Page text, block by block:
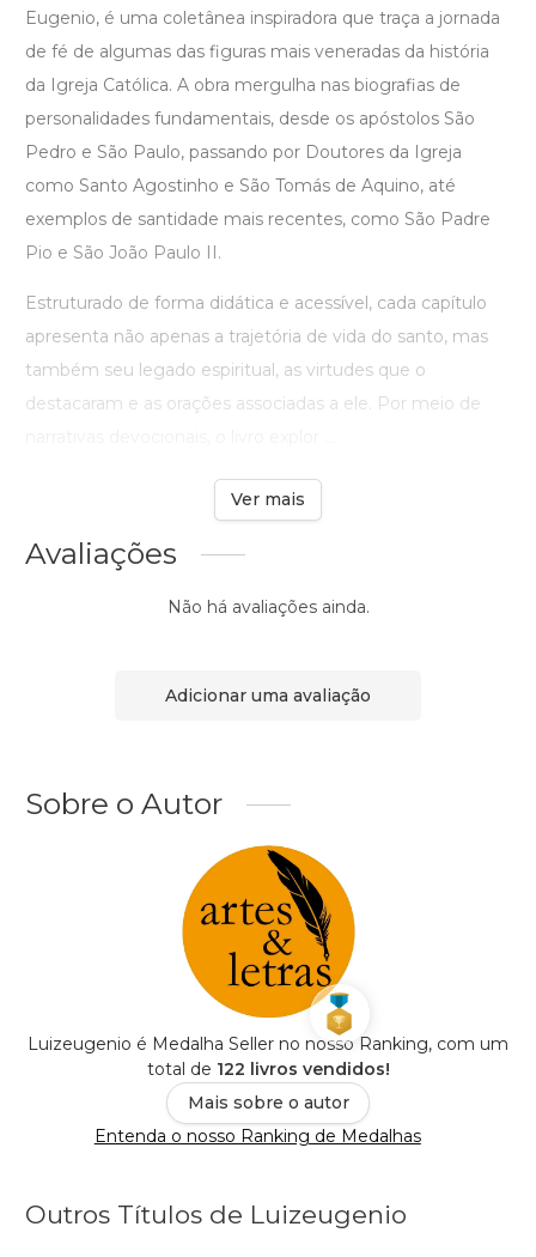
Eugenio, é uma coletânea inspiradora que traça a jornada
de fé de algumas das figuras mais veneradas da história
da Igreja Católica. A obra mergulha nas biografias de
personalidades fundamentais, desde os apóstolos São
Pedro e São Paulo, passando por Doutores da Igreja
como Santo Agostinho e São Tomás de Aquino, até
exemplos de santidade mais recentes, como São Padre
Pio e São João Paulo II.
Estruturado de forma didática e acessível, cada capítulo
apresenta não apenas a trajetória de vida do santo, mas
também seu legado espiritual, as virtudes que o
destacaram e as orações associadas a ele. Por meio de
Ver mais
Avaliações
Não há avaliações ainda.
Adicionar uma avaliação
Sobre o Autor
Luizeugenio é Medalha Seller no nosso Ranking, com um
total de 122 livros vendidos!
Mais sobre o autor
Entenda o nosso Ranking de Medalhas
Outros Títulos de Luizeugenio